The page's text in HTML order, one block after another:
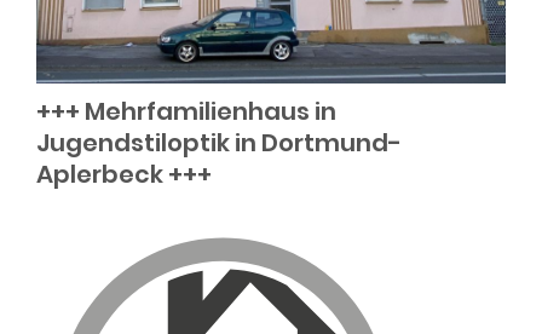
+++ Mehrfamilienhaus in
Jugendstiloptik in Dortmund-
Aplerbeck +++